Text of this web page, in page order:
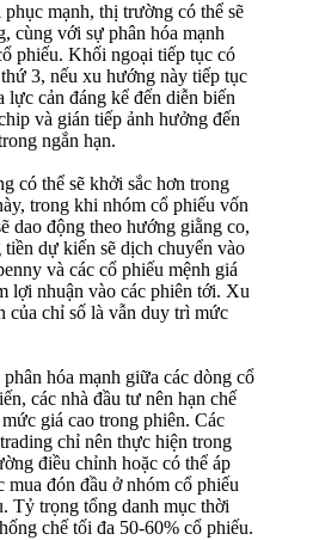
phục mạnh, thị trường có thể sẽ
cùng với sự phân hóa mạnh
phiếu. Khối ngoại tiếp tục có
3, nếu xu hướng này tiếp tục
lực cản đáng kể đến diễn biến
và gián tiếp ảnh hưởng đến
ngắn hạn.
có thể sẽ khởi sắc hơn trong
trong khi nhóm cổ phiếu vốn
dao động theo hướng giằng co,
dự kiến sẽ dịch chuyển vào
và các cổ phiếu mệnh giá
lợi nhuận vào các phiên tới. Xu
của chỉ số là vẫn duy trì mức
hóa mạnh giữa các dòng cổ
các nhà đầu tư nên hạn chế
giá cao trong phiên. Các
chỉ nên thực hiện trong
điều chỉnh hoặc có thể áp
mua đón đầu ở nhóm cổ phiếu
Tỷ trọng tổng danh mục thời
chế tối đa 50-60% cổ phiếu.